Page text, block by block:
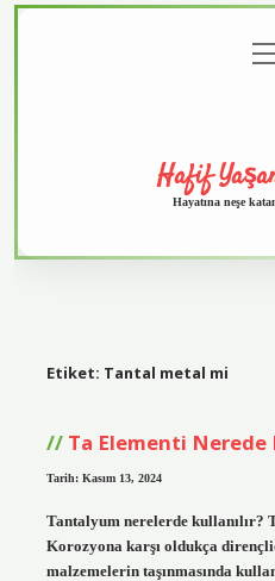
aç
Hafif
Hayatına neşe
Etiket: Tantal metal mi
Ta Elementi Nerede
Tarih: Kasım 13, 2024
Tantalyum nerelerde kullanılır?
Korozyona karşı oldukça
malzemelerin taşınmasında